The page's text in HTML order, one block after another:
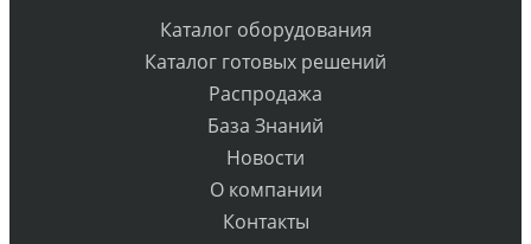
Каталог оборудования
Каталог готовых решений
Распродажа
База Знаний
Новости
О компании
Контакты